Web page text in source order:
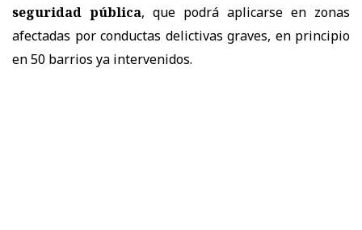
seguridad pública, que podrá aplicarse en zonas
afectadas por conductas delictivas graves, en principio
en 50 barrios ya intervenidos.